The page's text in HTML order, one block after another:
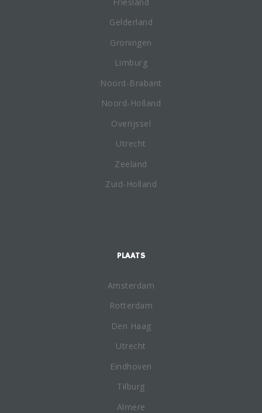
Gelderland
Groningen
Limburg
Noord-Brabant
Noord-Holland
Overijssel
Utrecht
Zeeland
Zuid-Holland
PLAATS
Amsterdam
Rotterdam
Den Haag
Utrecht
Eindhoven
Tilburg
Almere